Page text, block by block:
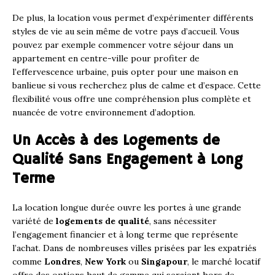
De plus, la location vous permet d’expérimenter différents
styles de vie au sein même de votre pays d’accueil. Vous
pouvez par exemple commencer votre séjour dans un
appartement en centre-ville pour profiter de
l’effervescence urbaine, puis opter pour une maison en
banlieue si vous recherchez plus de calme et d’espace. Cette
flexibilité vous offre une compréhension plus complète et
nuancée de votre environnement d’adoption.
Un Accès à des Logements de
Qualité Sans Engagement à Long
Terme
La location longue durée ouvre les portes à une grande
variété de logements de qualité, sans nécessiter
l’engagement financier et à long terme que représente
l’achat. Dans de nombreuses villes prisées par les expatriés
comme Londres, New York ou Singapour, le marché locatif